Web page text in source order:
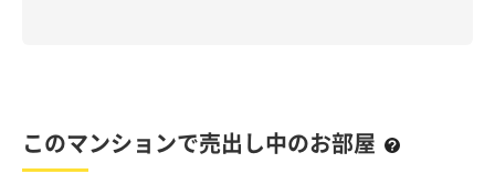
このマンションで売出し中のお部屋